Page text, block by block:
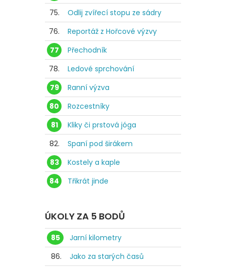
75.
Odlij zvířecí stopu ze sádry
76.
Reportáž z Hořcové výzvy
77
Přechodník
78.
Ledové sprchování
79
Ranní výzva
80
Rozcestníky
81
Kliky či prstová jóga
82.
Spaní pod širákem
83
Kostely a kaple
84
Třikrát jinde
ÚKOLY ZA 5 BODŮ
85
Jarní kilometry
86.
Jako za starých časů